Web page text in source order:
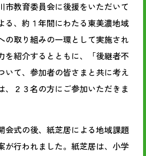
市教育委員会に後援をいただいて
る、約１年間にわたる東美濃地域
の取り組みの一環として実施され
を紹介するとともに、「後継者不
いて、参加者の皆さまと共に考え
、２３名の方にご参加いただきま
式の後、紙芝居による地域課題
が行われました。紙芝居は、小学